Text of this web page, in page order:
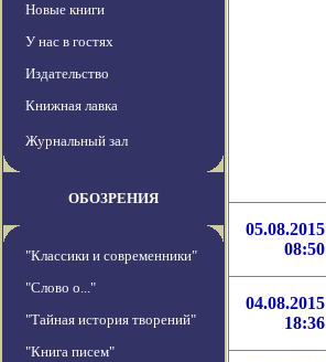
Новые книги
У нас в гостях
Издательство
Книжная лавка
Журнальный зал
ОБОЗРЕНИЯ
"Классики и современники"
"Слово о..."
"Тайная история творений"
"Книга писем"
05.08.2015
08:50
04.08.2015
18:36